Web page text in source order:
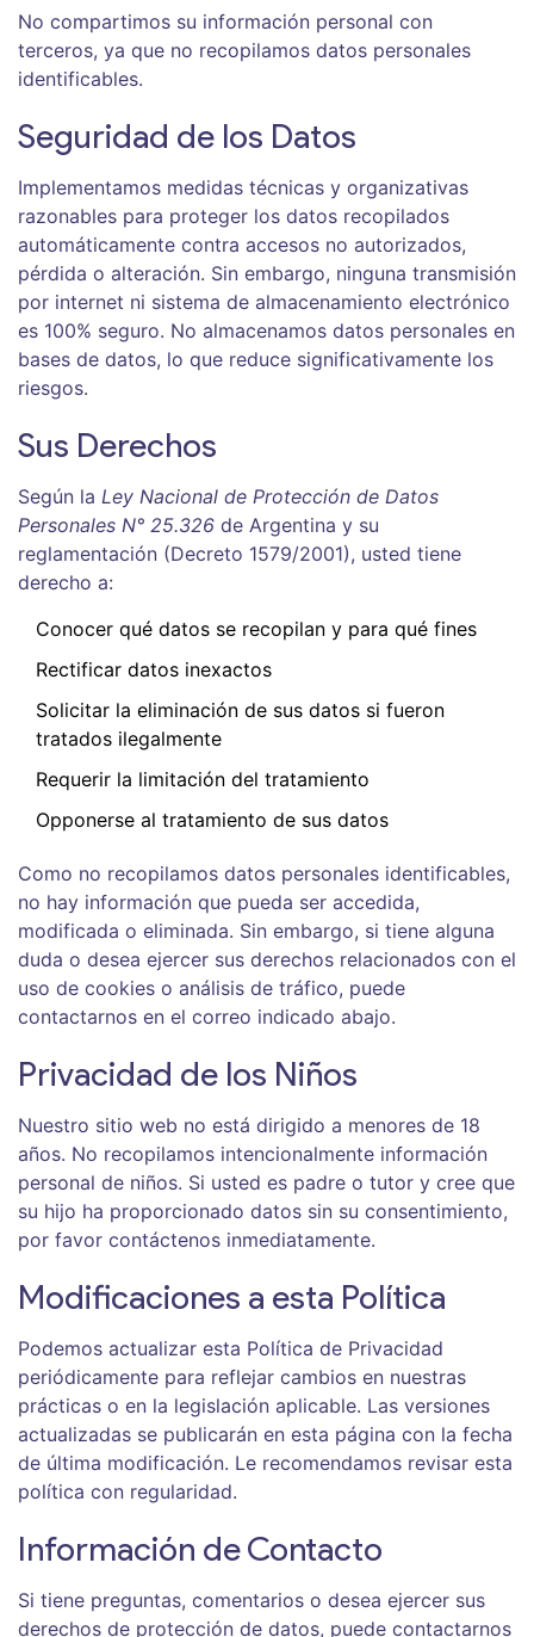
No compartimos su información personal con
terceros, ya que no recopilamos datos personales
identificables.
Seguridad de los Datos
Implementamos medidas técnicas y organizativas
razonables para proteger los datos recopilados
automáticamente contra accesos no autorizados,
pérdida o alteración. Sin embargo, ninguna transmisión
por internet ni sistema de almacenamiento electrónico
es 100% seguro. No almacenamos datos personales en
bases de datos, lo que reduce significativamente los
riesgos.
Sus Derechos
Según la Ley Nacional de Protección de Datos
Personales N° 25.326 de Argentina y su
reglamentación (Decreto 1579/2001), usted tiene
derecho a:
Conocer qué datos se recopilan y para qué fines
Rectificar datos inexactos
Solicitar la eliminación de sus datos si fueron
tratados ilegalmente
Requerir la limitación del tratamiento
Opponerse al tratamiento de sus datos
Como no recopilamos datos personales identificables,
no hay información que pueda ser accedida,
modificada o eliminada. Sin embargo, si tiene alguna
duda o desea ejercer sus derechos relacionados con el
uso de cookies o análisis de tráfico, puede
contactarnos en el correo indicado abajo.
Privacidad de los Niños
Nuestro sitio web no está dirigido a menores de 18
años. No recopilamos intencionalmente información
personal de niños. Si usted es padre o tutor y cree que
su hijo ha proporcionado datos sin su consentimiento,
por favor contáctenos inmediatamente.
Modificaciones a esta Política
Podemos actualizar esta Política de Privacidad
periódicamente para reflejar cambios en nuestras
prácticas o en la legislación aplicable. Las versiones
actualizadas se publicarán en esta página con la fecha
de última modificación. Le recomendamos revisar esta
política con regularidad.
Información de Contacto
Si tiene preguntas, comentarios o desea ejercer sus
derechos de protección de datos, puede contactarnos